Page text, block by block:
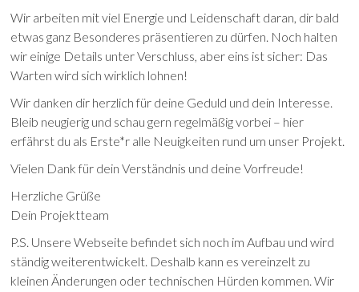
Wir arbeiten mit viel Energie und Leidenschaft daran, dir bald
etwas ganz Besonderes präsentieren zu dürfen. Noch halten
wir einige Details unter Verschluss, aber eins ist sicher: Das
Warten wird sich wirklich lohnen!
Wir danken dir herzlich für deine Geduld und dein Interesse.
Bleib neugierig und schau gern regelmäßig vorbei – hier
erfährst du als Erste*r alle Neuigkeiten rund um unser Projekt.
Vielen Dank für dein Verständnis und deine Vorfreude!
Herzliche Grüße
Dein Projektteam
P.S. Unsere Webseite befindet sich noch im Aufbau und wird
ständig weiterentwickelt. Deshalb kann es vereinzelt zu
kleinen Änderungen oder technischen Hürden kommen. Wir